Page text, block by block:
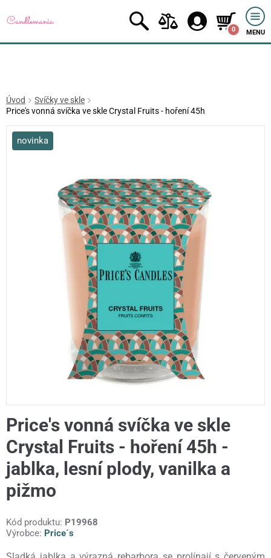
0 MENU
Úvod
Svíčky ve skle
Price's vonná svíčka ve skle Crystal Fruits - hoření 45h
novinka
Price's vonná svíčka ve skle
Crystal Fruits - hoření 45h -
jablka, lesní plody, vanilka a
pižmo
Kód produktu: P19968
Výrobce: Price´s